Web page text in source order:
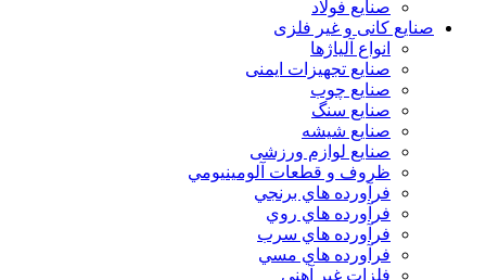
صنایع فولاد
صنایع کانی و غیر فلزی
انواع آلياژها
صنایع تجهیزات ایمنی
صنایع چوب
صنایع سنگ
صنایع شیشه
صنایع لوازم ورزشی
ظروف و قطعات آلومينيومي
فرآورده هاي برنجي
فرآورده هاي روي
فرآورده هاي سرب
فرآورده هاي مسي
فلزات غير آهني